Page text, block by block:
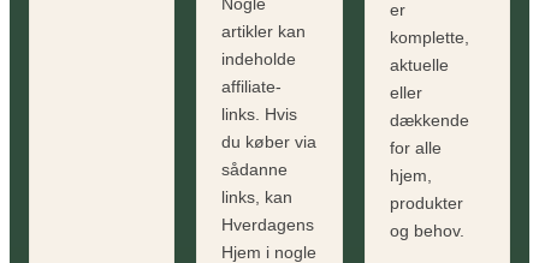
artikler kan
indeholde
affiliate-
links. Hvis
du køber via
sådanne
links, kan
Hverdagens
Hjem i nogle
er
komplette,
aktuelle
eller
dækkende
for alle
hjem,
produkter
og behov.